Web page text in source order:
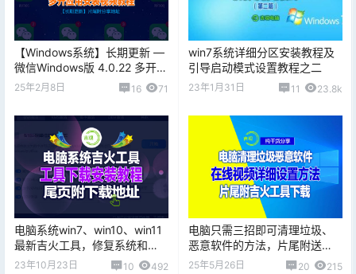
【Windows系统】长期更新 —
微信Windows版 4.0.22 多开&
消息防撤回测试版绿色版纯64
25年2月8日 16 71
win7系统详细分区安装教程及
引导启动模式设置教程之二
23年1月31日 11 23.8k
电脑系统win7、win10、win11
最新吉火工具，修复系统和
Office软件集火机制，片尾附下
23年10月23日 10 492
电脑只需三招即可清理垃圾、
恶意软件的方法，片尾附送
win7、win10、win11最新吉火
25年5月26日 20 215